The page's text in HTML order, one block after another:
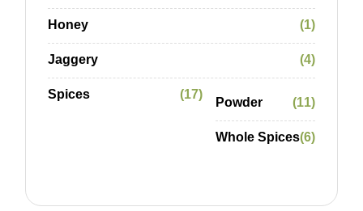
Honey 1
Jaggery 4
Spices 17
Powder 11
Whole Spices 6